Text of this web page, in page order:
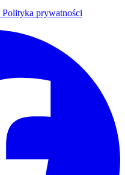
Polityka prywatności